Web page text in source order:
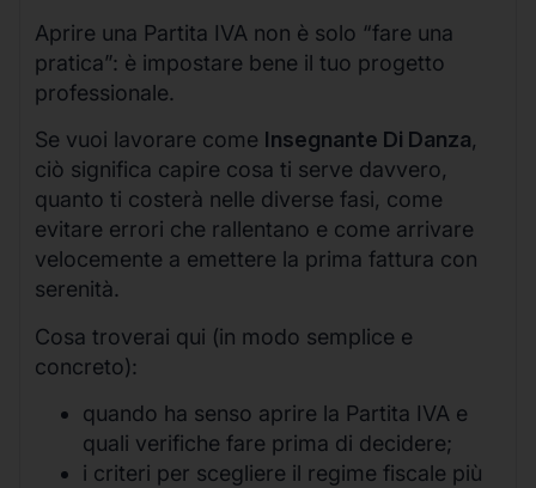
Aprire una Partita IVA non è solo “fare una
pratica”: è impostare bene il tuo progetto
professionale.
Se vuoi lavorare come Insegnante Di Danza,
ciò significa capire cosa ti serve davvero,
quanto ti costerà nelle diverse fasi, come
evitare errori che rallentano e come arrivare
velocemente a emettere la prima fattura con
serenità.
Cosa troverai qui (in modo semplice e
concreto):
quando ha senso aprire la Partita IVA e
quali verifiche fare prima di decidere;
i criteri per scegliere il regime fiscale più